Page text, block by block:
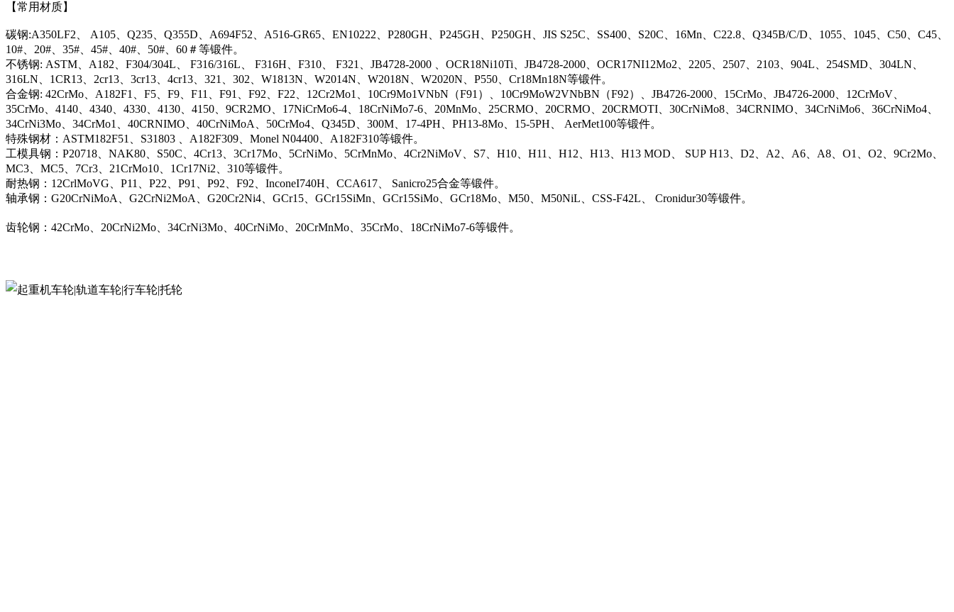
【常用材质】
碳钢:A350LF2、 A105、Q235、Q355D、A694F52、A516-GR65、EN10222、P280GH、P245GH、P250GH、JIS S25C、SS400、S20C、16Mn、C22.8、Q345B/C/D、1055、1045、C50、C45、
10#、20#、35#、45#、40#、50#、60＃等锻件。
不锈钢: ASTM、A182、F304/304L、 F316/316L、 F316H、F310、 F321、JB4728-2000 、OCR18Ni10Ti、JB4728-2000、OCR17NI12Mo2、2205、2507、2103、904L、254SMD、304LN、
316LN、1CR13、2cr13、3cr13、4cr13、321、302、W1813N、W2014N、W2018N、W2020N、P550、Cr18Mn18N等锻件。
合金钢: 42CrMo、A182F1、F5、F9、F11、F91、F92、F22、12Cr2Mo1、10Cr9Mo1VNbN（F91）、10Cr9MoW2VNbBN（F92）、JB4726-2000、15CrMo、JB4726-2000、12CrMoV、
35CrMo、4140、4340、4330、4130、4150、9CR2MO、17NiCrMo6-4、18CrNiMo7-6、20MnMo、25CRMO、20CRMO、20CRMOTI、30CrNiMo8、34CRNIMO、34CrNiMo6、36CrNiMo4、
34CrNi3Mo、34CrMo1、40CRNIMO、40CrNiMoA、50CrMo4、Q345D、300M、17-4PH、PH13-8Mo、15-5PH、 AerMet100等锻件。
特殊钢材：ASTM182F51、S31803 、A182F309、Monel N04400、A182F310等锻件。
工模具钢：P20718、NAK80、S50C、4Cr13、3Cr17Mo、5CrNiMo、5CrMnMo、4Cr2NiMoV、S7、H10、H11、H12、H13、H13 MOD、 SUP H13、D2、A2、A6、A8、O1、O2、9Cr2Mo、
MC3、MC5、7Cr3、21CrMo10、1Cr17Ni2、310等锻件。
耐热钢：12CrlMoVG、P11、P22、P91、P92、F92、InconeI740H、CCA617、 Sanicro25合金等锻件。
轴承钢：G20CrNiMoA、G2CrNi2MoA、G20Cr2Ni4、GCr15、GCr15SiMn、GCr15SiMo、GCr18Mo、M50、M50NiL、CSS-F42L、 Cronidur30等锻件。
齿轮钢：42CrMo、20CrNi2Mo、34CrNi3Mo、40CrNiMo、20CrMnMo、35CrMo、18CrNiMo7-6等锻件。